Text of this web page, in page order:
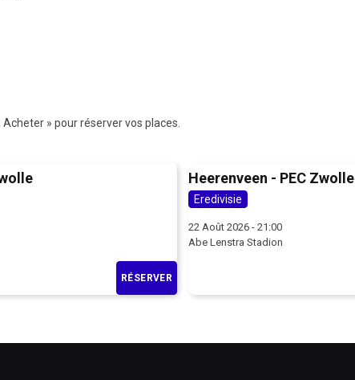
» pour réserver vos places.
RÉSERVER
Heerenveen - PEC Zwolle
Eredivisie
22 Août 2026 - 21:00
Abe Lenstra Stadion